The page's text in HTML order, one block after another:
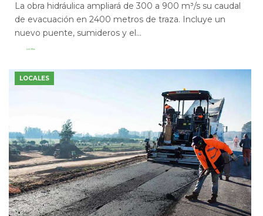
La obra hidráulica ampliará de 300 a 900 m³/s su caudal
de evacuación en 2400 metros de traza. Incluye un
nuevo puente, sumideros y el...
Leer Más
LOCALES